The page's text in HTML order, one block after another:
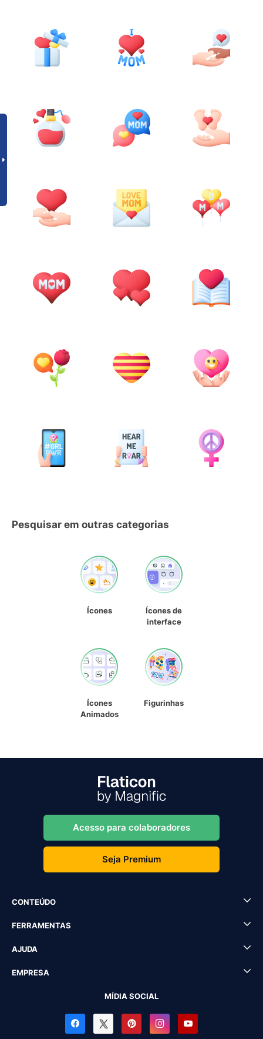
Pesquisar em outras categorias
Ícones
Ícones de
interface
Ícones
Animados
Figurinhas
Acesso para colaboradores
Seja Premium
CONTEÚDO
FERRAMENTAS
AJUDA
EMPRESA
MÍDIA SOCIAL